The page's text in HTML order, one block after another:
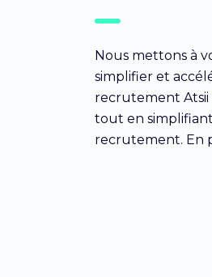
Nous mettons à
simplifier et
recrutement
tout en
recrutement. En